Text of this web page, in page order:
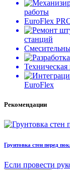
работы
EuroFlex
станций
EuroFlex
Рекомендации
Грунтовка стен перед
Если провести